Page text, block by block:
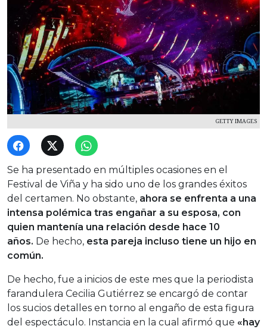
GETTY IMAGES
Se ha presentado en múltiples ocasiones en el
Festival de Viña y ha sido uno de los grandes éxitos
del certamen. No obstante, ahora se enfrenta a una
intensa polémica tras engañar a su esposa, con
quien mantenía una relación desde hace 10
años. De hecho, esta pareja incluso tiene un hijo en
común.
De hecho, fue a inicios de este mes que la periodista
farandulera Cecilia Gutiérrez se encargó de contar
los sucios detalles en torno al engaño de esta figura
del espectáculo. Instancia en la cual afirmó que «hay